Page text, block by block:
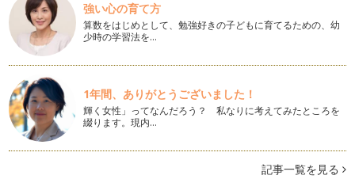
エレガントなケーキの食べ方
これからの季節、クリスマス、年末・年始でみんなが集まる機
会も多いですね。クリスマスや年末年…
愛される「鍋マナー」
木枯らしも吹きはじめ、寒いと感じることも多くなりました
ね。冬は、クリスマス、大晦日、お正月…
どう教えてますか？トイレマナー その２
トイレに対してマイナスイメージを作らないことが、トイレに
強い心の育て方
算数をはじめとして、勉強好きの子どもに育てるための、幼
少時の学習法を…
1年間、ありがとうございました！
輝く女性」ってなんだろう？ 私なりに考えてみたところを
綴ります。現内…
記事一覧を見る